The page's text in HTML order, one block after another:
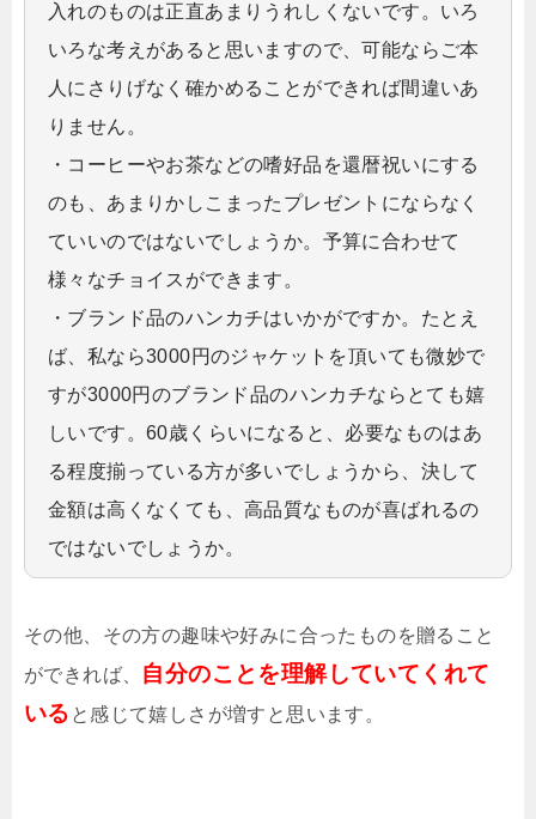
入れのものは正直あまりうれしくないです。いろ
いろな考えがあると思いますので、可能ならご本
人にさりげなく確かめることができれば間違いあ
りません。
・コーヒーやお茶などの嗜好品を還暦祝いにする
のも、あまりかしこまったプレゼントにならなく
ていいのではないでしょうか。予算に合わせて
様々なチョイスができます。
・ブランド品のハンカチはいかがですか。たとえ
ば、私なら3000円のジャケットを頂いても微妙で
すが3000円のブランド品のハンカチならとても嬉
しいです。60歳くらいになると、必要なものはあ
る程度揃っている方が多いでしょうから、決して
金額は高くなくても、高品質なものが喜ばれるの
ではないでしょうか。
その他、その方の趣味や好みに合ったものを贈ること
ができれば、 自分のことを理解していてくれて
いる と感じて嬉しさが増すと思います。